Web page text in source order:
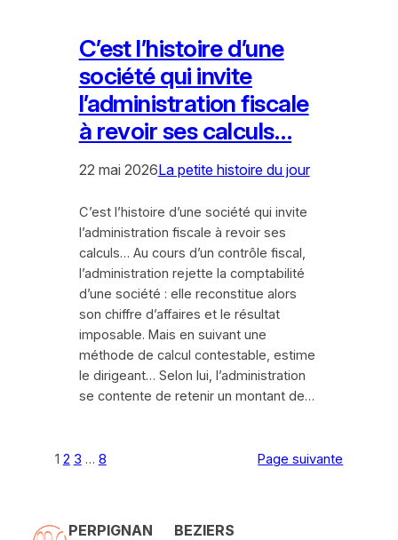
C’est l’histoire d’une
société qui invite
l’administration fiscale
à revoir ses calculs…
22 mai 2026La petite histoire du jour
C’est l’histoire d’une société qui invite
l’administration fiscale à revoir ses
calculs… Au cours d’un contrôle fiscal,
l’administration rejette la comptabilité
d’une société : elle reconstitue alors
son chiffre d’affaires et le résultat
imposable. Mais en suivant une
méthode de calcul contestable, estime
le dirigeant… Selon lui, l’administration
se contente de retenir un montant de…
1 2 3 … 8 Page suivante
PERPIGNAN BEZIERS